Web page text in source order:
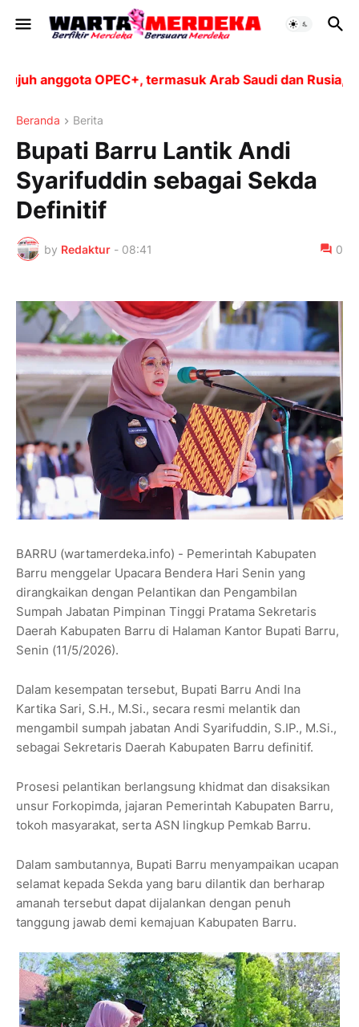
OPEC+, termasuk Arab Saudi dan Rusia, akan
Beranda Berita
Bupati Barru Lantik Andi
Syarifuddin sebagai Sekda
Definitif
by Redaktur - 08:41 0
BARRU (wartamerdeka.info) - Pemerintah Kabupaten
Barru menggelar Upacara Bendera Hari Senin yang
dirangkaikan dengan Pelantikan dan Pengambilan
Sumpah Jabatan Pimpinan Tinggi Pratama Sekretaris
Daerah Kabupaten Barru di Halaman Kantor Bupati Barru,
Senin (11/5/2026).
Dalam kesempatan tersebut, Bupati Barru Andi Ina
Kartika Sari, S.H., M.Si., secara resmi melantik dan
mengambil sumpah jabatan Andi Syarifuddin, S.IP., M.Si.,
sebagai Sekretaris Daerah Kabupaten Barru definitif.
Prosesi pelantikan berlangsung khidmat dan disaksikan
unsur Forkopimda, jajaran Pemerintah Kabupaten Barru,
tokoh masyarakat, serta ASN lingkup Pemkab Barru.
Dalam sambutannya, Bupati Barru menyampaikan ucapan
selamat kepada Sekda yang baru dilantik dan berharap
amanah tersebut dapat dijalankan dengan penuh
tanggung jawab demi kemajuan Kabupaten Barru.